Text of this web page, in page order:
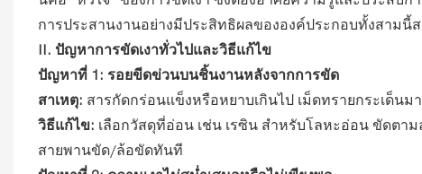
การประสานงานอย่างมีประสิทธิผลขององค์ประกอบทั้งสา
II. ปัญหาการขัดเงาทั่วไปและวิธีแก้ไข
ปัญหาที่ 1: รอยขีดข่วนบนชิ้นงานหลังจากการขัด
สาเหตุ: สารกัดกร่อนแข็งหรือหยาบเกินไป เม็ดทรายกระเด็น
วิธีแก้ไข: เลือกวัสดุที่อ่อน เช่น เรซิน สำหรับโลหะอ่อน ขัดตา
สายพานขัด/ล้อขัดทันที